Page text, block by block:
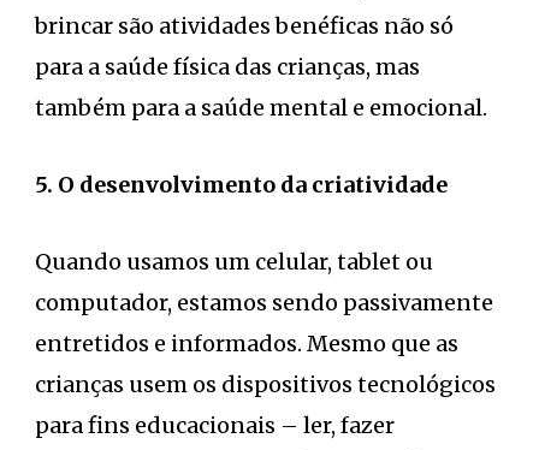
brincar são atividades benéficas não só
para a saúde física das crianças, mas
também para a saúde mental e emocional.
5. O desenvolvimento da criatividade
Quando usamos um celular, tablet ou
computador, estamos sendo passivamente
entretidos e informados. Mesmo que as
crianças usem os dispositivos tecnológicos
para fins educacionais – ler, fazer